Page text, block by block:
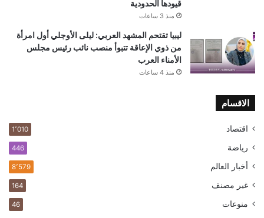
قيودها الحدودية
منذ 3 ساعات
ليبيا تقتحم المشهد العربي: ليلى الأوجلي أول امرأة
من ذوي الإعاقة تتبوأ منصب نائب رئيس مجلس
الأمناء العرب
منذ 4 ساعات
الاقسام
اقتصاد 1٬010
رياضة 446
أخبار العالم 8٬579
غير مصنف 164
منوعات 46